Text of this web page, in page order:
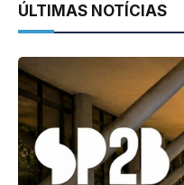
ÚLTIMAS NOTÍCIAS